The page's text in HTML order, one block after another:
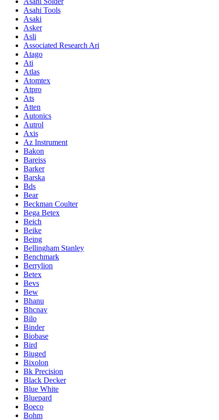
Asahi Tools
Asaki
Asker
Asli
Associated Research Ari
Atago
Ati
Atlas
Atomtex
Atpro
Ats
Atten
Autonics
Autrol
Axis
Az Instrument
Bakon
Bareiss
Barker
Barska
Bds
Bear
Beckman Coulter
Bega Betex
Beich
Beike
Being
Bellingham Stanley
Benchmark
Berrylion
Betex
Bevs
Bew
Bhanu
Bhcnav
Bilo
Binder
Biobase
Bird
Biuged
Bixolon
Bk Precision
Black Decker
Blue White
Bluepard
Boeco
Bohm